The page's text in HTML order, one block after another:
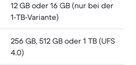
12 GB oder 16 GB (nur bei der
1‑TB‑Variante)
256 GB, 512 GB oder 1 TB (UFS
4.0)